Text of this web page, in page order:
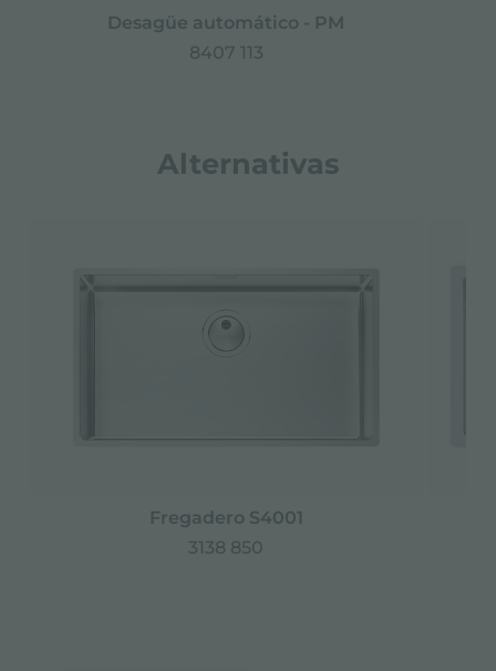
Desagüe automático - PM
8407 113
Alternativas
Fregadero S4001
3138 850